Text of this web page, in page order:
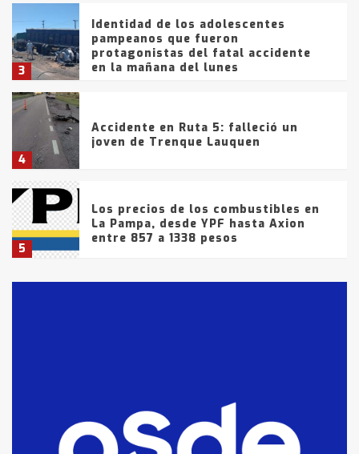
3
Identidad de los adolescentes
pampeanos que fueron
protagonistas del fatal accidente
en la mañana del lunes
4
Accidente en Ruta 5: falleció un
joven de Trenque Lauquen
5
Los precios de los combustibles en
La Pampa, desde YPF hasta Axion
entre 857 a 1338 pesos
fueron detenidos por
comercialización de drogas en la
tarde del sábado